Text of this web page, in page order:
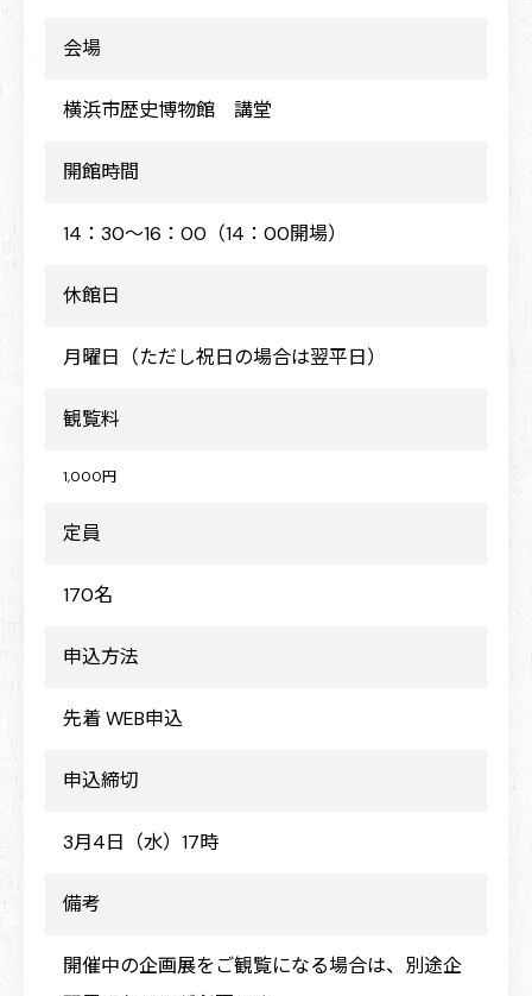
会場
横浜市歴史博物館 講堂
開館時間
14：30～16：00（14：00開場）
休館日
月曜日（ただし祝日の場合は翌平日）
観覧料
1,000円
定員
170名
申込方法
先着 WEB申込
申込締切
3月4日（水）17時
備考
開催中の企画展をご観覧になる場合は、別途企